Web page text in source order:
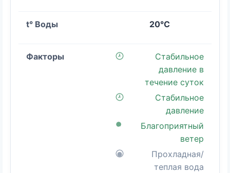
20°C
Стабильное
давление в
течение суток
Стабильное
давление
Благоприятный
ветер
Прохладная/
теплая вода